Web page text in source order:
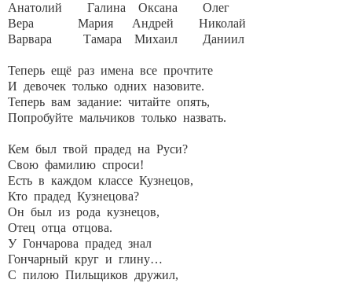
Анатолий Галина Оксана Олег
Вера Мария Андрей Николай
Варвара Тамара Михаил Даниил
Теперь ещё раз имена все прочтите
И девочек только одних назовите.
Теперь вам задание: читайте опять,
Попробуйте мальчиков только назвать.
Кем был твой прадед на Руси?
Свою фамилию спроси!
Есть в каждом классе Кузнецов,
Кто прадед Кузнецова?
Он был из рода кузнецов,
Отец отца отцова.
У Гончарова прадед знал
Гончарный круг и глину…
С пилою Пильщиков дружил,